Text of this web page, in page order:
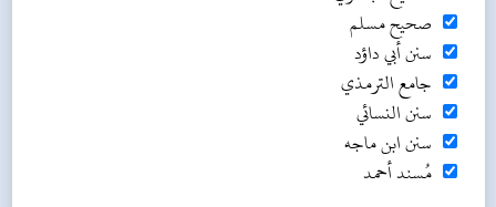
صحيح مسلم
سنن أبي داؤد
جامع الترمذي
سنن النسائي
سنن ابن ماجه
مُسند أحمد